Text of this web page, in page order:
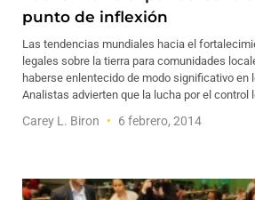
punto de inflexión
Las tendencias mundiales hacia el
legales sobre la tierra para comunidades
haberse enlentecido de modo significativo en
Analistas advierten que la lucha por el control
Carey L. Biron 6 febrero, 2014